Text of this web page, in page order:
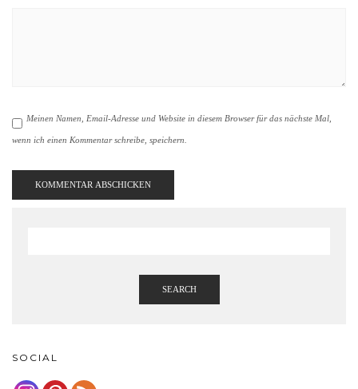
Meinen Namen, Email-Adresse und Website in diesem Browser für das nächste Mal,
wenn ich einen Kommentar schreibe, speichern.
SEARCH
SOCIAL